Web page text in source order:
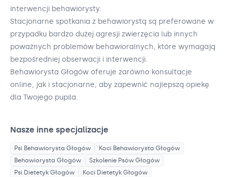
interwencji behawiorysty.
Stacjonarne spotkania z behawiorystą są preferowane w
przypadku bardzo dużej agresji zwierzęcia lub innych
poważnych problemów behawioralnych, które wymagają
bezpośredniej obserwacji i interwencji.
Behawiorysta Głogów oferuje zarówno konsultacje
online, jak i stacjonarne, aby zapewnić najlepszą opiekę
dla Twojego pupila.
Nasze inne specjalizacje
Psi Behawiorysta Głogów Koci Behawiorysta Głogów
Behawiorysta Głogów Szkolenie Psów Głogów
Psi Dietetyk Głogów Koci Dietetyk Głogów